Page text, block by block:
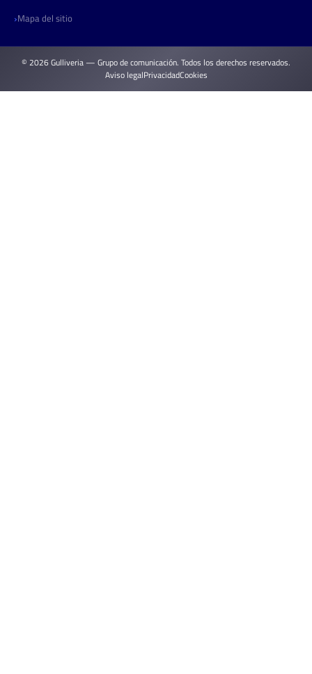
Mapa del sitio
© 2026 Gulliveria — Grupo de comunicación. Todos los derechos reservados.
Aviso legalPrivacidadCookies